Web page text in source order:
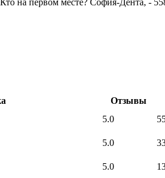
Отзывы
5.0
5.0
5.0